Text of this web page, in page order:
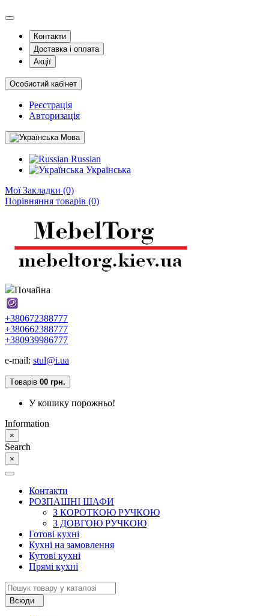
Контакти
Доставка і оплата
Акції
Особистий кабінет
Реєстрація
Авторизація
Мова
Russian
Українська
Мої Закладки (0)
Порівняння товарів (0)
Почайна
+380672388777
+380662388777
+380939986777
e-mail: stul@i.ua
Tоварів 00 грн.
У кошику порожньо!
Information
×
Search
×
Контакти
РОЗПАШНІ ШАФИ
З КОРОТКОЮ РУЧКОЮ
З ДОВГОЮ РУЧКОЮ
Готові кухні
Кухні на замовлення
Кутові кухні
Прямі кухні
Всюди